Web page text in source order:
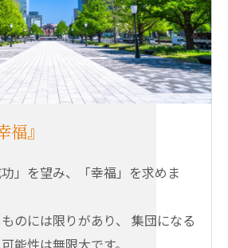
福』
」を望み、「幸福」を求めま
のには限りがあり、 集団になる
能性は無限大です。